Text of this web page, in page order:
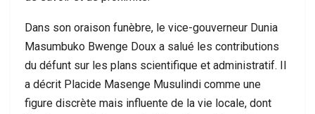
Dans son oraison funèbre, le vice-gouverneur Dunia
Masumbuko Bwenge Doux a salué les contributions
du défunt sur les plans scientifique et administratif. Il
a décrit Placide Masenge Musulindi comme une
figure discrète mais influente de la vie locale, dont